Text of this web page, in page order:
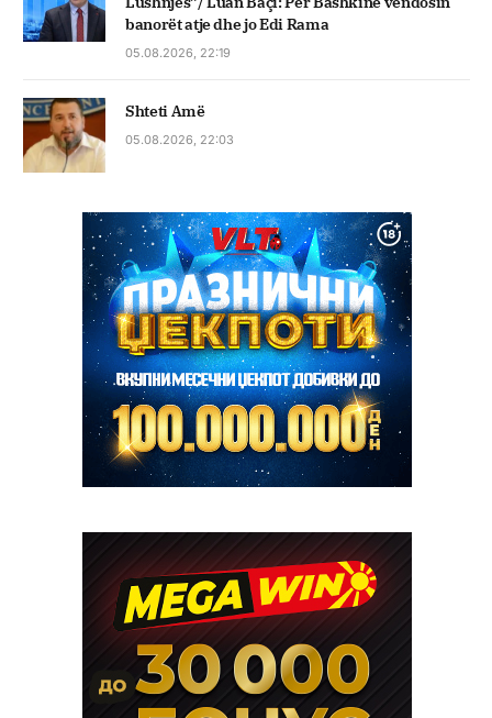
banorët atje dhe jo Edi Rama
05.08.2026, 22:19
Shteti Amë
05.08.2026, 22:03